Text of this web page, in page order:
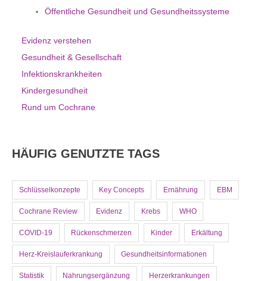
Öffentliche Gesundheit und Gesundheitssysteme
Evidenz verstehen
Gesundheit & Gesellschaft
Infektionskrankheiten
Kindergesundheit
Rund um Cochrane
HÄUFIG GENUTZTE TAGS
Schlüsselkonzepte Key Concepts Ernährung EBM
Cochrane Review Evidenz Krebs WHO
COVID-19 Rückenschmerzen Kinder Erkältung
Herz-Kreislauferkrankung Gesundheitsinformationen
Statistik Nahrungsergänzung Herzerkrankungen